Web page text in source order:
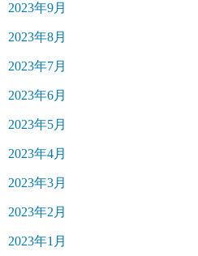
2023年9月
2023年8月
2023年7月
2023年6月
2023年5月
2023年4月
2023年3月
2023年2月
2023年1月